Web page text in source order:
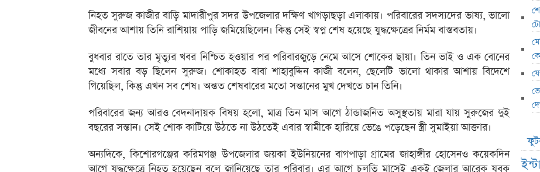
নিহত সুরুজ কাজীর বাড়ি মাদারীপুর সদর উপজেলার দক্ষিণ খাগড়াছড়া এলাকায়। পরিবারের সদস্যদের ভাষ্য, ভালো
জীবনের আশায় তিনি রাশিয়ায় পাড়ি জমিয়েছিলেন। কিন্তু সেই স্বপ্ন শেষ হয়েছে যুদ্ধক্ষেত্রের নির্মম বাস্তবতায়।
বুধবার রাতে তার মৃত্যুর খবর নিশ্চিত হওয়ার পর পরিবারজুড়ে নেমে আসে শোকের ছায়া। তিন ভাই ও এক বোনের
মধ্যে সবার বড় ছিলেন সুরুজ। শোকাহত বাবা শাহাবুদ্দিন কাজী বলেন, ছেলেটি ভালো থাকার আশায় বিদেশে
গিয়েছিল, কিন্তু এখন সব শেষ। অন্তত শেষবারের মতো সন্তানের মুখ দেখতে চান তিনি।
পরিবারের জন্য আরও বেদনাদায়ক বিষয় হলো, মাত্র তিন মাস আগে ঠান্ডাজনিত অসুস্থতায় মারা যায় সুরুজের দুই
বছরের সন্তান। সেই শোক কাটিয়ে উঠতে না উঠতেই এবার স্বামীকে হারিয়ে ভেঙে পড়েছেন স্ত্রী সুমাইয়া আক্তার।
অন্যদিকে, কিশোরগঞ্জের করিমগঞ্জ উপজেলার জয়কা ইউনিয়নের বাগপাড়া গ্রামের জাহাঙ্গীর হোসেনও কয়েকদিন
আগে যুদ্ধক্ষেত্রে নিহত হয়েছেন বলে জানিয়েছে তার পরিবার। এর আগে চলতি মাসেই একই জেলার আরেক যুবক
কে